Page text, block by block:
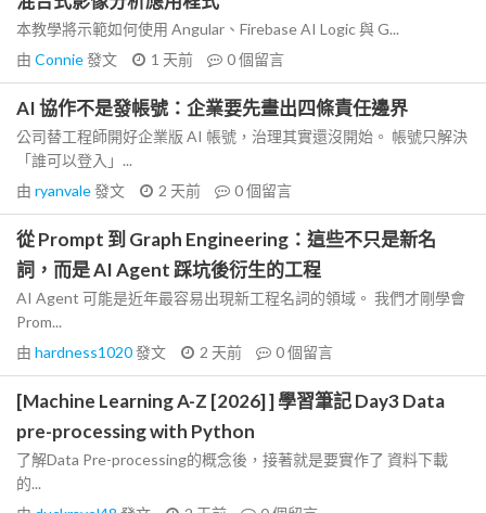
本教學將示範如何使用 Angular、Firebase AI Logic 與 G...
由 Connie發文 1 天前 0個留言
AI 協作不是發帳號：企業要先畫出四條責任邊界
公司替工程師開好企業版 AI 帳號，治理其實還沒開始。 帳號只解決
「誰可以登入」...
由 ryanvale發文 2 天前 0個留言
從 Prompt 到 Graph Engineering：這些不只是新名
詞，而是 AI Agent 踩坑後衍生的工程
AI Agent 可能是近年最容易出現新工程名詞的領域。 我們才剛學會
Prom...
由 hardness1020發文 2 天前 0個留言
[Machine Learning A-Z [2026] ] 學習筆記 Day3 Data
pre-processing with Python
了解Data Pre-processing的概念後，接著就是要實作了 資料下載
的...